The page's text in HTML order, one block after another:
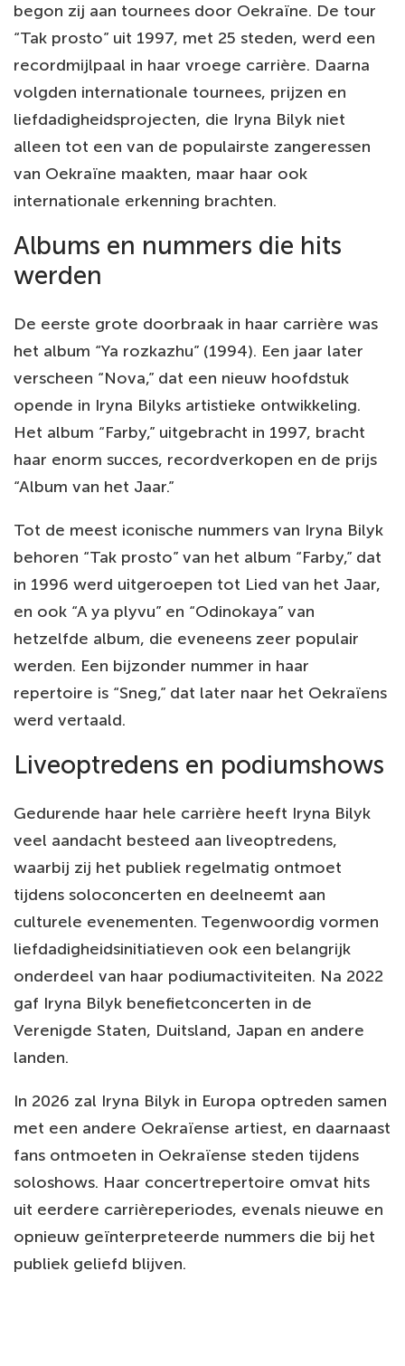
begon zij aan tournees door Oekraïne. De tour
“Tak prosto” uit 1997, met 25 steden, werd een
recordmijlpaal in haar vroege carrière. Daarna
volgden internationale tournees, prijzen en
liefdadigheidsprojecten, die Iryna Bilyk niet
alleen tot een van de populairste zangeressen
van Oekraïne maakten, maar haar ook
internationale erkenning brachten.
Albums en nummers die hits
werden
De eerste grote doorbraak in haar carrière was
het album “Ya rozkazhu” (1994). Een jaar later
verscheen “Nova,” dat een nieuw hoofdstuk
opende in Iryna Bilyks artistieke ontwikkeling.
Het album “Farby,” uitgebracht in 1997, bracht
haar enorm succes, recordverkopen en de prijs
“Album van het Jaar.”
Tot de meest iconische nummers van Iryna Bilyk
behoren “Tak prosto” van het album “Farby,” dat
in 1996 werd uitgeroepen tot Lied van het Jaar,
en ook “A ya plyvu” en “Odinokaya” van
hetzelfde album, die eveneens zeer populair
werden. Een bijzonder nummer in haar
repertoire is “Sneg,” dat later naar het Oekraïens
werd vertaald.
Liveoptredens en podiumshows
Gedurende haar hele carrière heeft Iryna Bilyk
veel aandacht besteed aan liveoptredens,
waarbij zij het publiek regelmatig ontmoet
tijdens soloconcerten en deelneemt aan
culturele evenementen. Tegenwoordig vormen
liefdadigheidsinitiatieven ook een belangrijk
onderdeel van haar podiumactiviteiten. Na 2022
gaf Iryna Bilyk benefietconcerten in de
Verenigde Staten, Duitsland, Japan en andere
landen.
In 2026 zal Iryna Bilyk in Europa optreden samen
met een andere Oekraïense artiest, en daarnaast
fans ontmoeten in Oekraïense steden tijdens
soloshows. Haar concertrepertoire omvat hits
uit eerdere carrièreperiodes, evenals nieuwe en
opnieuw geïnterpreteerde nummers die bij het
publiek geliefd blijven.